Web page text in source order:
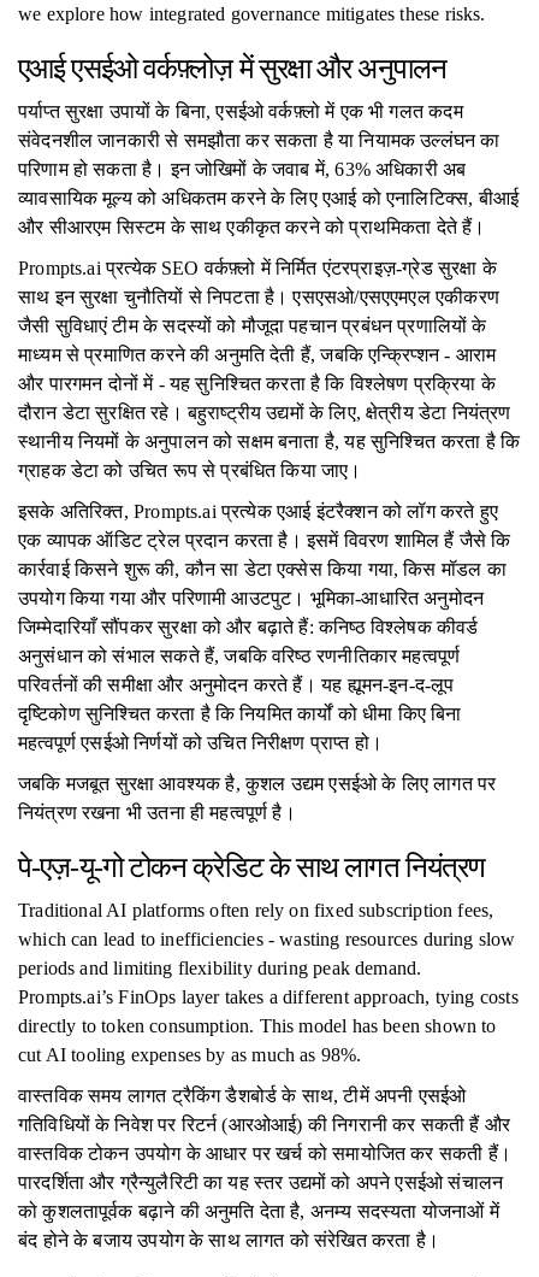
we explore how integrated governance mitigates these risks.
एआई एसईओ वर्कफ़्लोज़ में सुरक्षा और अनुपालन
पर्याप्त सुरक्षा उपायों के बिना, एसईओ वर्कफ़्लो में एक भी गलत कदम
संवेदनशील जानकारी से समझौता कर सकता है या नियामक उल्लंघन का
परिणाम हो सकता है। इन जोखिमों के जवाब में, 63% अधिकारी अब
व्यावसायिक मूल्य को अधिकतम करने के लिए एआई को एनालिटिक्स, बीआई
और सीआरएम सिस्टम के साथ एकीकृत करने को प्राथमिकता देते हैं।
Prompts.ai प्रत्येक SEO वर्कफ़्लो में निर्मित एंटरप्राइज़-ग्रेड सुरक्षा के
साथ इन सुरक्षा चुनौतियों से निपटता है। एसएसओ/एसएएमएल एकीकरण
जैसी सुविधाएं टीम के सदस्यों को मौजूदा पहचान प्रबंधन प्रणालियों के
माध्यम से प्रमाणित करने की अनुमति देती हैं, जबकि एन्क्रिप्शन - आराम
और पारगमन दोनों में - यह सुनिश्चित करता है कि विश्लेषण प्रक्रिया के
दौरान डेटा सुरक्षित रहे। बहुराष्ट्रीय उद्यमों के लिए, क्षेत्रीय डेटा नियंत्रण
स्थानीय नियमों के अनुपालन को सक्षम बनाता है, यह सुनिश्चित करता है कि
ग्राहक डेटा को उचित रूप से प्रबंधित किया जाए।
इसके अतिरिक्त, Prompts.ai प्रत्येक एआई इंटरैक्शन को लॉग करते हुए
एक व्यापक ऑडिट ट्रेल प्रदान करता है। इसमें विवरण शामिल हैं जैसे कि
कार्रवाई किसने शुरू की, कौन सा डेटा एक्सेस किया गया, किस मॉडल का
उपयोग किया गया और परिणामी आउटपुट। भूमिका-आधारित अनुमोदन
जिम्मेदारियाँ सौंपकर सुरक्षा को और बढ़ाते हैं: कनिष्ठ विश्लेषक कीवर्ड
अनुसंधान को संभाल सकते हैं, जबकि वरिष्ठ रणनीतिकार महत्वपूर्ण
परिवर्तनों की समीक्षा और अनुमोदन करते हैं। यह ह्यूमन-इन-द-लूप
दृष्टिकोण सुनिश्चित करता है कि नियमित कार्यों को धीमा किए बिना
महत्वपूर्ण एसईओ निर्णयों को उचित निरीक्षण प्राप्त हो।
जबकि मजबूत सुरक्षा आवश्यक है, कुशल उद्यम एसईओ के लिए लागत पर
नियंत्रण रखना भी उतना ही महत्वपूर्ण है।
पे-एज़-यू-गो टोकन क्रेडिट के साथ लागत नियंत्रण
Traditional AI platforms often rely on fixed subscription fees,
which can lead to inefficiencies - wasting resources during slow
periods and limiting flexibility during peak demand.
Prompts.ai’s FinOps layer takes a different approach, tying costs
directly to token consumption. This model has been shown to
cut AI tooling expenses by as much as 98%.
वास्तविक समय लागत ट्रैकिंग डैशबोर्ड के साथ, टीमें अपनी एसईओ
गतिविधियों के निवेश पर रिटर्न (आरओआई) की निगरानी कर सकती हैं और
वास्तविक टोकन उपयोग के आधार पर खर्च को समायोजित कर सकती हैं।
पारदर्शिता और ग्रैन्युलैरिटी का यह स्तर उद्यमों को अपने एसईओ संचालन
को कुशलतापूर्वक बढ़ाने की अनुमति देता है, अनम्य सदस्यता योजनाओं में
बंद होने के बजाय उपयोग के साथ लागत को संरेखित करता है।